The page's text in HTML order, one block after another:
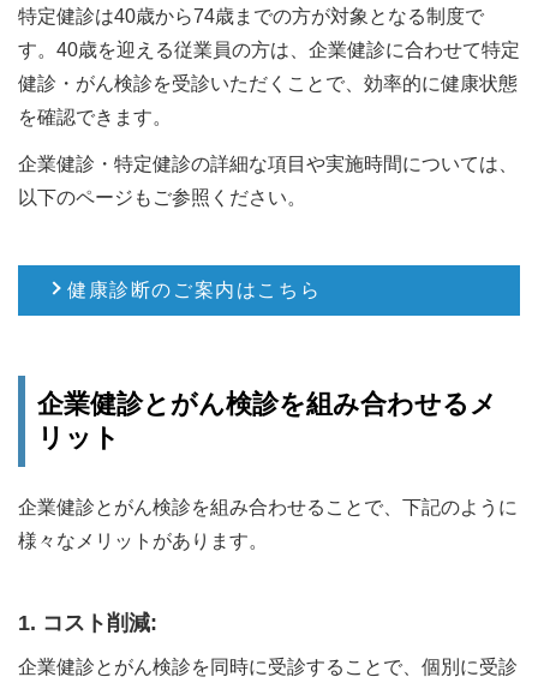
特定健診は40歳から74歳までの方が対象となる制度で
す。40歳を迎える従業員の方は、企業健診に合わせて特定
健診・がん検診を受診いただくことで、効率的に健康状態
を確認できます。
企業健診・特定健診の詳細な項目や実施時間については、
以下のページもご参照ください。
健康診断のご案内はこちら
企業健診とがん検診を組み合わせるメ
リット
企業健診とがん検診を組み合わせることで、下記のように
様々なメリットがあります。
1. コスト削減:
企業健診とがん検診を同時に受診することで、個別に受診